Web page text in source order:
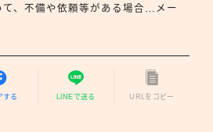
て、不備や依頼等がある場合…メー
する LINEで送る URLをコピー